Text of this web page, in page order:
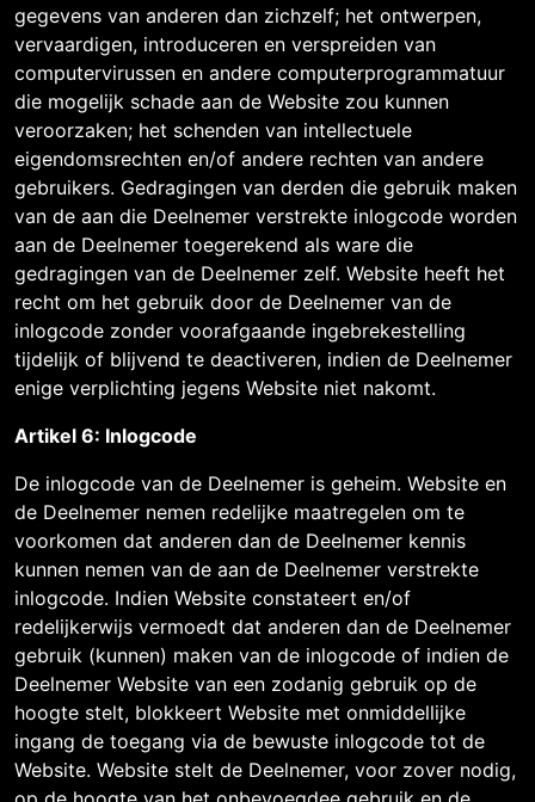
gegevens van anderen dan zichzelf; het ontwerpen,
vervaardigen, introduceren en verspreiden van
computervirussen en andere computerprogrammatuur
die mogelijk schade aan de Website zou kunnen
veroorzaken; het schenden van intellectuele
eigendomsrechten en/of andere rechten van andere
gebruikers. Gedragingen van derden die gebruik maken
van de aan die Deelnemer verstrekte inlogcode worden
aan de Deelnemer toegerekend als ware die
gedragingen van de Deelnemer zelf. Website heeft het
recht om het gebruik door de Deelnemer van de
inlogcode zonder voorafgaande ingebrekestelling
tijdelijk of blijvend te deactiveren, indien de Deelnemer
enige verplichting jegens Website niet nakomt.
Artikel 6: Inlogcode
De inlogcode van de Deelnemer is geheim. Website en
de Deelnemer nemen redelijke maatregelen om te
voorkomen dat anderen dan de Deelnemer kennis
kunnen nemen van de aan de Deelnemer verstrekte
inlogcode. Indien Website constateert en/of
redelijkerwijs vermoedt dat anderen dan de Deelnemer
gebruik (kunnen) maken van de inlogcode of indien de
Deelnemer Website van een zodanig gebruik op de
hoogte stelt, blokkeert Website met onmiddellijke
ingang de toegang via de bewuste inlogcode tot de
Website. Website stelt de Deelnemer, voor zover nodig,